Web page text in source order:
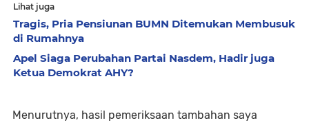
Lihat juga
Tragis, Pria Pensiunan BUMN Ditemukan Membusuk
di Rumahnya
Apel Siaga Perubahan Partai Nasdem, Hadir juga
Ketua Demokrat AHY?
Menurutnya, hasil pemeriksaan tambahan saya